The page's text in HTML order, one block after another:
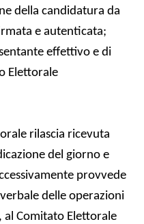
della candidatura da
e autenticata;
effettivo e di
Elettorale
rilascia ricevuta
del giorno e
provvede
delle operazioni
Comitato Elettorale